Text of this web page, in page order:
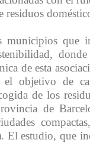
residuos
que
de esta
objetivo de
de los
de
El estudio, que